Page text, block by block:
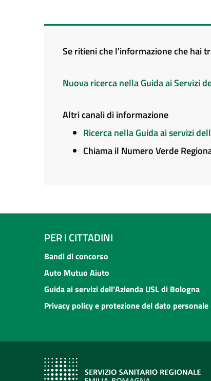
Se ritieni che l'informazione che hai
Nuova ricerca nella Guida ai Servizi
Altri canali di informazione
Ricerca nella Guida ai servizi
Chiama il Numero Verde
PER I CITTADINI
Bandi di concorso
Auto Mutuo Aiuto
Guida ai servizi dell'Azienda USL di Bologna
Privacy policy e protezione del dato personale